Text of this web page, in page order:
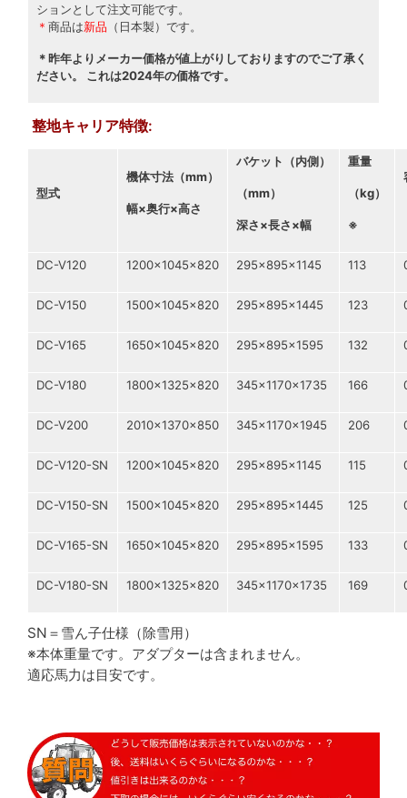
ションとして注文可能です。
＊ 商品は新品 （日本製）です。
＊昨年よりメーカー価格が値上がりしておりますのでご了承く
ださい。 これは2024年の価格です。
整地キャリア特徴:
型式
機体寸法（mm）
幅×奥行×高さ
バケット（内側）
（mm）
深さ×長さ×幅
重量
（kg）
※
DC-V120 1200×1045×820 295×895×1145 113
DC-V150 1500×1045×820 295×895×1445 123
DC-V165 1650×1045×820 295×895×1595 132
DC-V180 1800×1325×820 345×1170×1735 166
DC-V200 2010×1370×850 345×1170×1945 206
DC-V120-SN 1200×1045×820 295×895×1145 115
DC-V150-SN 1500×1045×820 295×895×1445 125
DC-V165-SN 1650×1045×820 295×895×1595 133
DC-V180-SN 1800×1325×820 345×1170×1735 169
SN＝雪ん子仕様（除雪用）
※本体重量です。アダプターは含まれません。
適応馬力は目安です。